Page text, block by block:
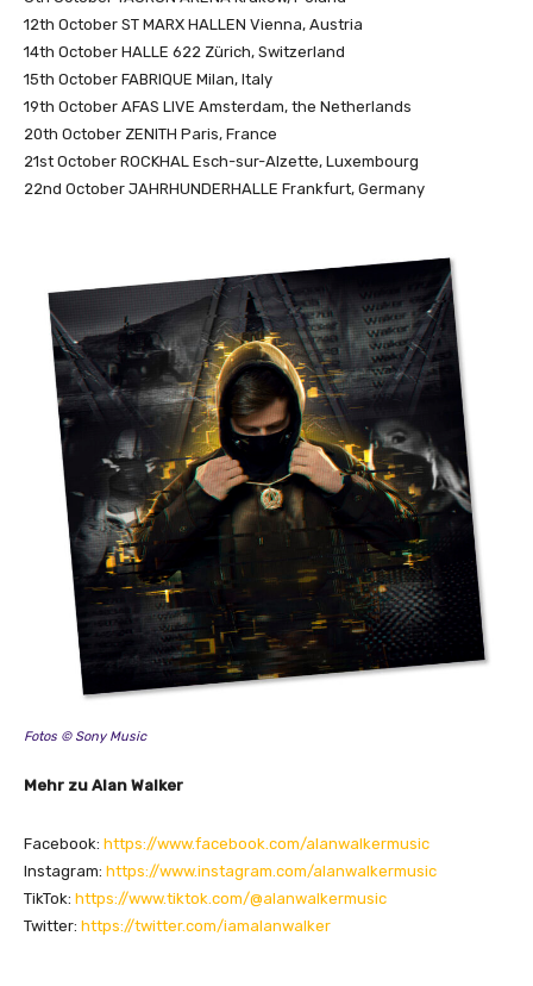
12th October ST MARX HALLEN Vienna, Austria
14th October HALLE 622 Zürich, Switzerland
15th October FABRIQUE Milan, Italy
19th October AFAS LIVE Amsterdam, the Netherlands
20th October ZENITH Paris, France
21st October ROCKHAL Esch-sur-Alzette, Luxembourg
22nd October JAHRHUNDERHALLE Frankfurt, Germany
Fotos © Sony Music
Mehr zu Alan Walker
Facebook: https://www.facebook.com/alanwalkermusic
Instagram: https://www.instagram.com/alanwalkermusic
TikTok: https://www.tiktok.com/@alanwalkermusic
Twitter: https://twitter.com/iamalanwalker